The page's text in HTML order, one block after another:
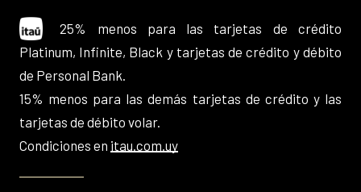
25% menos para las tarjetas de crédito
Platinum, Infinite, Black y tarjetas de crédito y débito
de Personal Bank.
15% menos para las demás tarjetas de crédito y las
tarjetas de débito volar.
Condiciones en itau.com.uy